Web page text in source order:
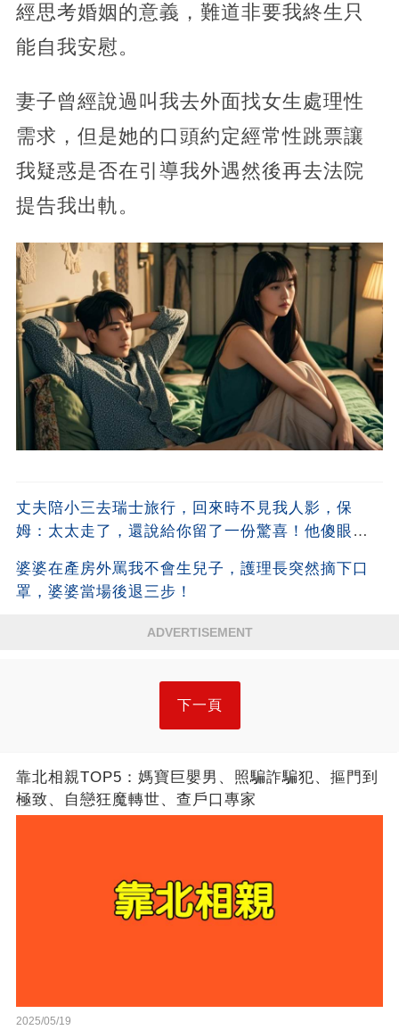
經思考婚姻的意義，難道非要我終生只
能自我安慰。
妻子曾經說過叫我去外面找女生處理性
需求，但是她的口頭約定經常性跳票讓
我疑惑是否在引導我外遇然後再去法院
提告我出軌。
丈夫陪小三去瑞士旅行，回來時不見我人影，保
姆：太太走了，還說給你留了一份驚喜！他傻眼
婆婆在產房外罵我不會生兒子，護理長突然摘下口
罩，婆婆當場後退三步！
ADVERTISEMENT
下一頁
靠北相親TOP5：媽寶巨嬰男、照騙詐騙犯、摳門到
極致、自戀狂魔轉世、查戶口專家
2025/05/19